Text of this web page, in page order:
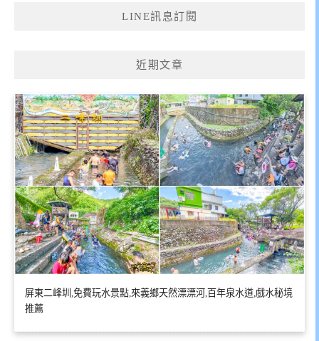
LINE訊息訂閱
近期文章
屏東二峰圳,免費玩水景點,來義鄉天然漂漂河,百年泉水道,戲水秘境
推薦